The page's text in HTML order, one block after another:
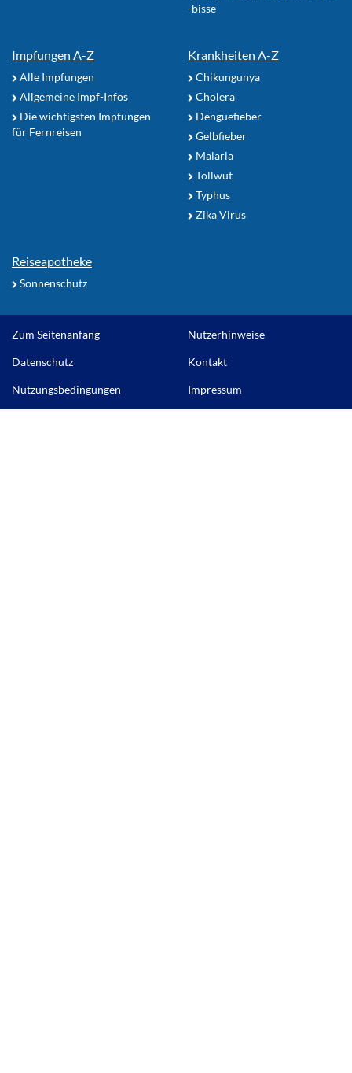
-bisse
Impfungen A-Z
Alle Impfungen
Allgemeine Impf-Infos
Die wichtigsten Impfungen
für Fernreisen
Krankheiten A-Z
Chikungunya
Cholera
Denguefieber
Gelbfieber
Malaria
Tollwut
Typhus
Zika Virus
Reiseapotheke
Sonnenschutz
Zum Seitenanfang Nutzerhinweise
Datenschutz Kontakt
Nutzungsbedingungen Impressum